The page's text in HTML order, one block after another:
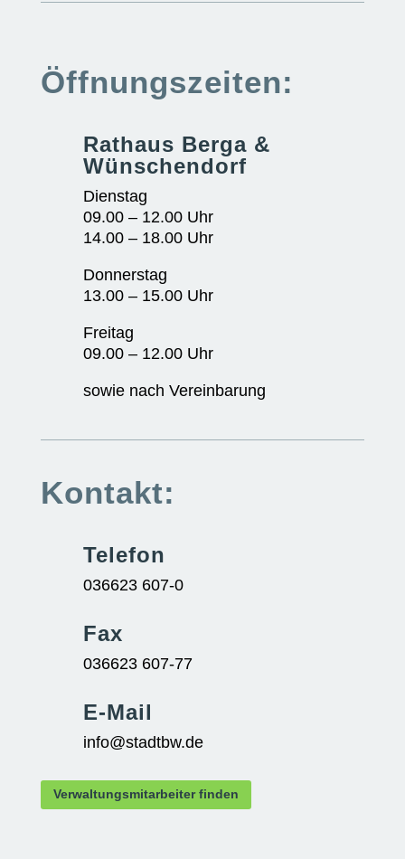
Öffnungszeiten:
Rathaus Berga &
Wünschendorf
Dienstag
09.00 – 12.00 Uhr
14.00 – 18.00 Uhr
Donnerstag
13.00 – 15.00 Uhr
Freitag
09.00 – 12.00 Uhr
sowie nach Vereinbarung
Kontakt:
Telefon
036623 607-0
Fax
036623 607-77
E-Mail
info@stadtbw.de
Verwaltungsmitarbeiter finden